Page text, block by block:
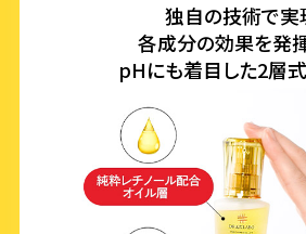
独自の技術で実
各成分の効果を発
pHにも着目した2層